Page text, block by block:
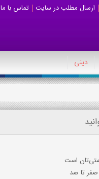
ارسال مطلب در سایت تماس با ما
دینی
است
تا صد